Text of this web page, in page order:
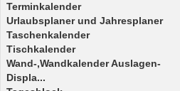
Terminkalender
Urlaubsplaner und Jahresplaner
Taschenkalender
Tischkalender
Wand-,Wandkalender Auslagen-
Displa...